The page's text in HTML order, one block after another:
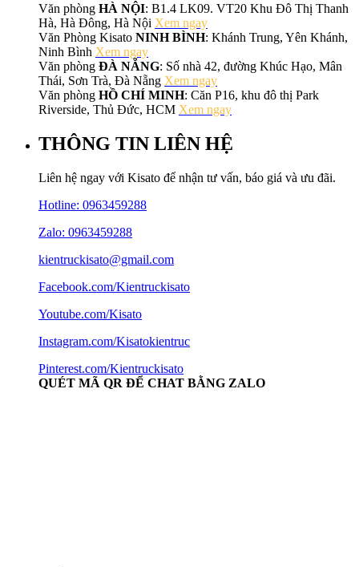
Văn phòng HÀ NỘI: B1.4 LK09. VT20 Khu Đô Thị Thanh
Hà, Hà Đông, Hà Nội Xem ngay
Văn Phòng Kisato NINH BÌNH: Khánh Trung, Yên Khánh,
Ninh Bình Xem ngay
Văn phòng ĐÀ NẴNG: Số nhà 42, đường Khúc Hạo, Mân
Thái, Sơn Trà, Đà Nẵng Xem ngay
Văn phòng HỒ CHÍ MINH: Căn P16, khu đô thị Park
Riverside, Thủ Đức, HCM Xem ngay
THÔNG TIN LIÊN HỆ
Liên hệ ngay với Kisato để nhận tư vấn, báo giá và ưu đãi.
Hotline: 0963459288
Zalo: 0963459288
kientruckisato@gmail.com
Facebook.com/Kientruckisato
Youtube.com/Kisato
Instagram.com/Kisatokientruc
Pinterest.com/Kientruckisato
QUÉT MÃ QR ĐỂ CHAT BẰNG ZALO